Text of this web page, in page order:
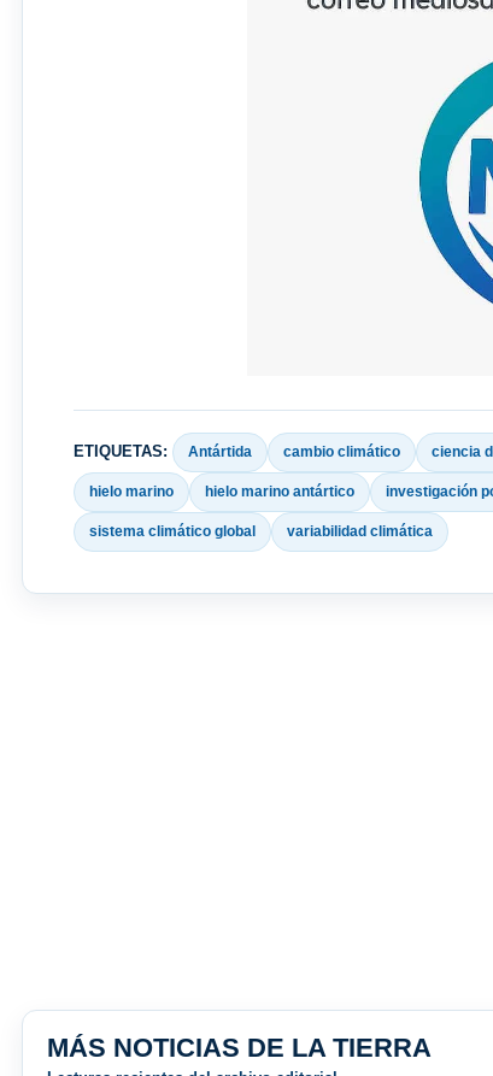
ETIQUETAS: Antártida cambio climático ciencia
hielo marino hielo marino antártico investigación
sistema climático global variabilidad climática
MÁS NOTICIAS DE LA TIERRA